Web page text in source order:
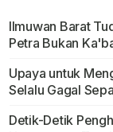
Ilmuwan Barat
Petra Bukan
Upaya untuk
Selalu Gagal
Detik-Detik